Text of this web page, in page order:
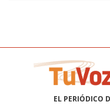
EL PERIÓDICO